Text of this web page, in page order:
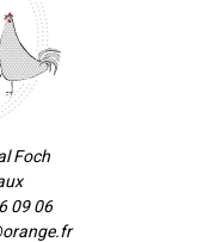
Foch
09 06